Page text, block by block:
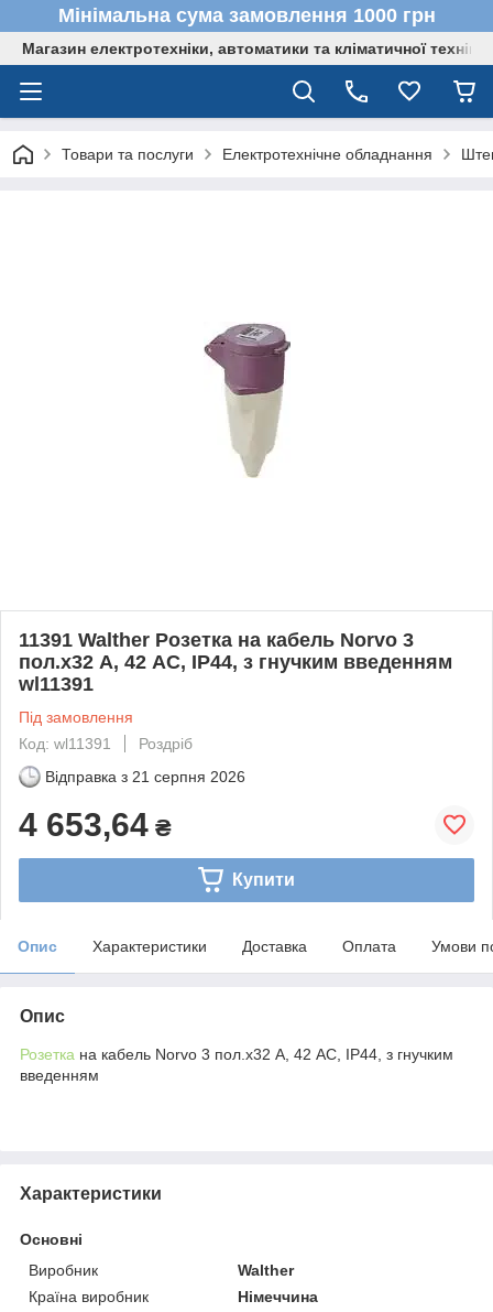
Мінімальна сума замовлення 1000 грн
Магазин електротехніки, автоматики та кліматичної техніки
Товари та послуги Електротехнічне обладнання
11391 Walther Розетка на кабель Norvo 3
пол.х32 А, 42 AC, IP44, з гнучким введенням
wl11391
Під замовлення
Код: wl11391
Роздріб
Відправка з 21 серпня 2026
4 653,64 ₴
Купити
Опис Характеристики Доставка Оплата Умови
Опис
Розетка на кабель Norvo 3 пол.х32 А, 42 AC, IP44, з гнучким
введенням
Характеристики
Основні
Виробник
Walther
Країна виробник
Німеччина